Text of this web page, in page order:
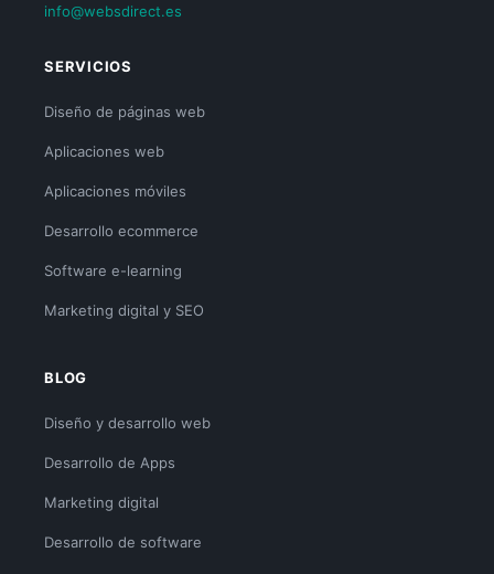
info@websdirect.es
SERVICIOS
Diseño de páginas web
Aplicaciones web
Aplicaciones móviles
Desarrollo ecommerce
Software e-learning
Marketing digital y SEO
BLOG
Diseño y desarrollo web
Desarrollo de Apps
Marketing digital
Desarrollo de software